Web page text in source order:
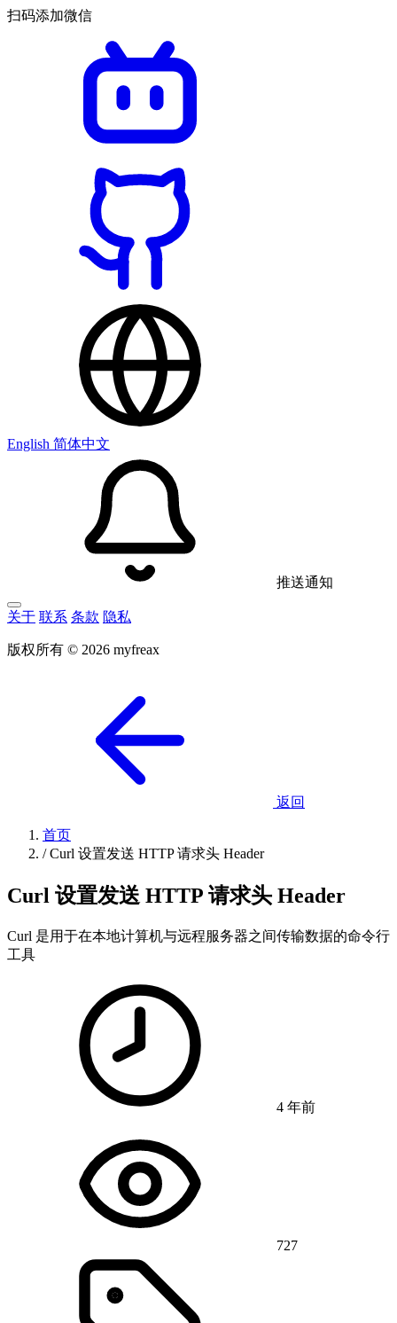
扫码添加微信
English 简体中文
推送通知
关于 联系 条款 隐私
版权所有 © 2026 myfreax
返回
首页
/ Curl 设置发送 HTTP 请求头 Header
Curl 设置发送 HTTP 请求头 Header
Curl 是用于在本地计算机与远程服务器之间传输数据的命令行
工具
4 年前
727